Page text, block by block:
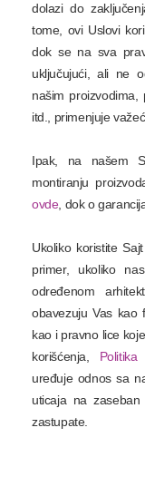
dolazi do
tome, ovi Uslovi
dok se na sva
uključujući, ali ne
našim proizvodima,
itd., primenjuje
Ipak, na našem
montiranju
ovde, dok o
Ukoliko koristite
primer, ukoliko
određenom
obavezuju Vas kao
kao i pravno lice
korišćenja, Politika
uređuje odnos sa
uticaja na
zastupate.